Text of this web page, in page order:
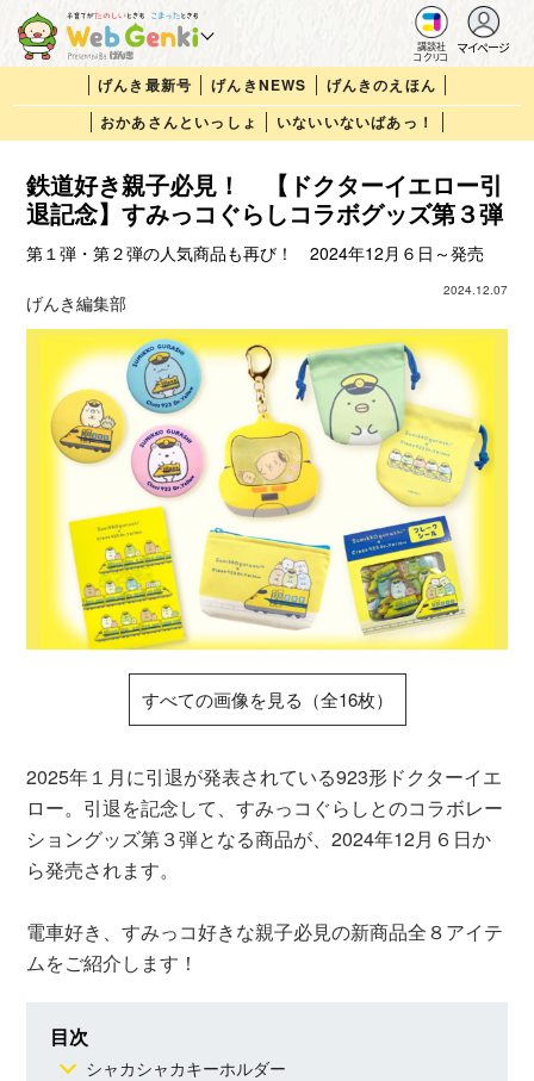
講談社
コクリコ
マイページ
げんき最新号 げんきNEWS
げんきのえほん
おかあさんといっしょ
いないいないばあっ！
鉄道好き親子必見！ 【ドクターイエロー引
退記念】すみっコぐらしコラボグッズ第３弾
第１弾・第２弾の人気商品も再び！ 2024年12月６日～発売
2024.12.07
げんき編集部
すべての画像を見る（全16枚）
2025年１月に引退が発表されている923形ドクターイエ
ロー。引退を記念して、すみっコぐらしとのコラボレー
ショングッズ第３弾となる商品が、2024年12月６日か
ら発売されます。
電車好き、すみっコ好きな親子必見の新商品全８アイテ
ムをご紹介します！
目次
シャカシャカキーホルダー